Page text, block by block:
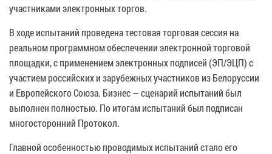
участниками электронных торгов.
В ходе испытаний проведена тестовая торговая сессия на
реальном программном обеспечении электронной торговой
площадки, с применением электронных подписей (ЭП/ЭЦП) с
участием российских и зарубежных участников из Белоруссии
и Европейского Союза. Бизнес — сценарий испытаний был
выполнен полностью. По итогам испытаний был подписан
многосторонний Протокол.
Главной особенностью проводимых испытаний стало его